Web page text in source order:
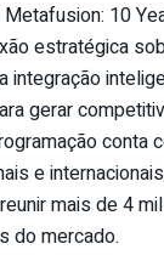
10
estratégica
integração
gerar
conta
e
mais de 4
do mercado.